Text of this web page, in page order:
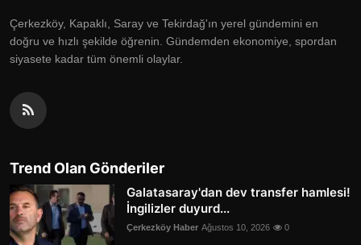
Çerkezköy, Kapaklı, Saray ve Tekirdağ'ın yerel gündemini en
doğru ve hızlı şekilde öğrenin. Gündemden ekonomiye, spordan
siyasete kadar tüm önemli olaylar.
Trend Olan Gönderiler
Galatasaray'dan dev transfer hamlesi!
İngilizler duyurd...
Çerkezköy Haber Ağustos 10, 2026 0